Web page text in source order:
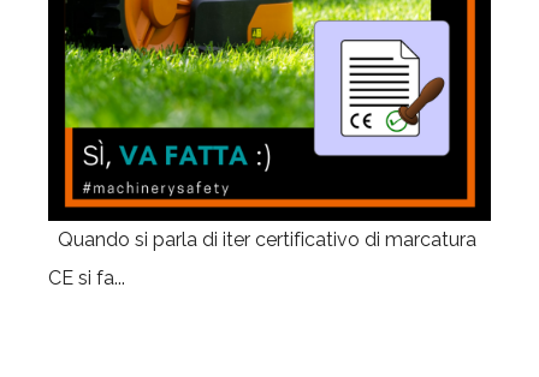
Quando si parla di iter certificativo di marcatura
CE si fa...